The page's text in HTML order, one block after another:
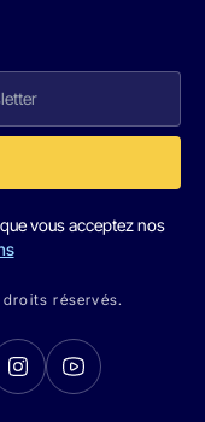
vous acceptez nos
réservés.